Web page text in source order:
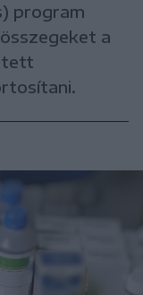
program
a